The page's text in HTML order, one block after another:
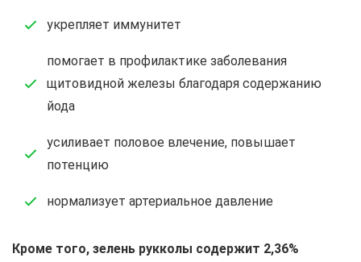
укрепляет иммунитет
помогает в профилактике заболевания
щитовидной железы благодаря содержанию
йода
усиливает половое влечение, повышает
потенцию
нормализует артериальное давление
Кроме того, зелень рукколы содержит 2,36%